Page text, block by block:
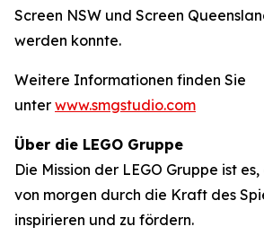
Screen NSW und Screen
werden konnte.
Weitere Informationen finden Sie
unter www.smgstudio.com
Über die LEGO Gruppe
Die Mission der LEGO Gruppe ist
von morgen durch die Kraft des
inspirieren und zu fördern.